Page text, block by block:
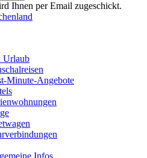
Ihnen per Email zugeschickt.
Urlaub
Minute-Angebote
Infos